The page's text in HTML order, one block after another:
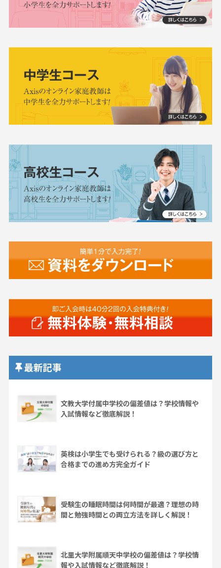
最新記事
文教大学付属中学校の偏差値は？学校情報や
入試情報など徹底解説！
英検は小学生でも受けられる？級の選び方と
合格までの進め方完全ガイド
受験生の睡眠時間は何時間が最適？理想の時
間と勉強時間との両立方法を詳しく解説！
北里大学附属順天中学校の偏差値は？学校情
報や入試情報など徹底解説！